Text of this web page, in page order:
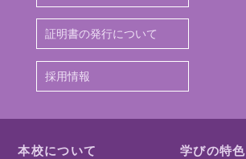
証明書の発行について
採用情報
本校について 学びの特色